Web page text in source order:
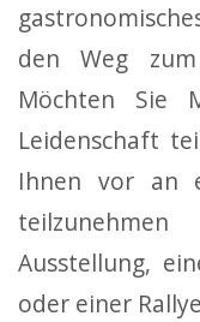
den Weg zum
Möchten Sie
Leidenschaft
Ihnen vor an
Ausstellung,
oder einer